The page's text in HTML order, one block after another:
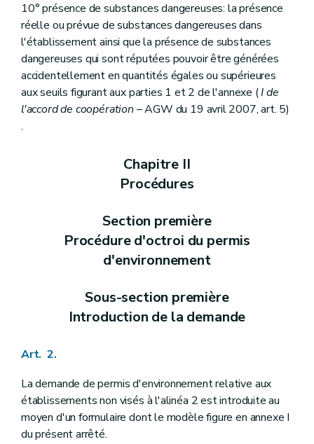
10° présence de substances dangereuses: la présence
réelle ou prévue de substances dangereuses dans
l'établissement ainsi que la présence de substances
dangereuses qui sont réputées pouvoir être générées
accidentellement en quantités égales ou supérieures
aux seuils figurant aux parties 1 et 2 de l'annexe (I de
l'accord de coopération – AGW du 19 avril 2007, art. 5)
.
Chapitre II
Procédures
Section première
Procédure d'octroi du permis
d'environnement
Sous-section première
Introduction de la demande
Art. 2.
La demande de permis d'environnement relative aux
établissements non visés à l'alinéa 2 est introduite au
moyen d'un formulaire dont le modèle figure en annexe I
du présent arrêté.